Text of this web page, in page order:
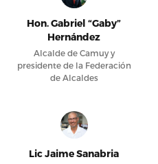
Hon. Gabriel “Gaby”
Hernández
Alcalde de Camuy y
presidente de la Federación
de Alcaldes
Lic Jaime Sanabria